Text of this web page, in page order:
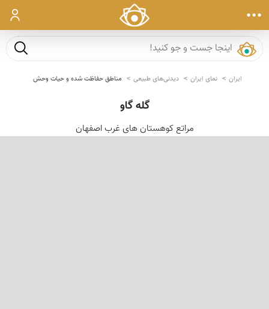
ورود
جست و
ایران نمای ایران دیدنی‌های طبیعی مناطق حفاظت شده و حیات وحش
گله گاو
مراتع کوهستان های غرب اصفهان